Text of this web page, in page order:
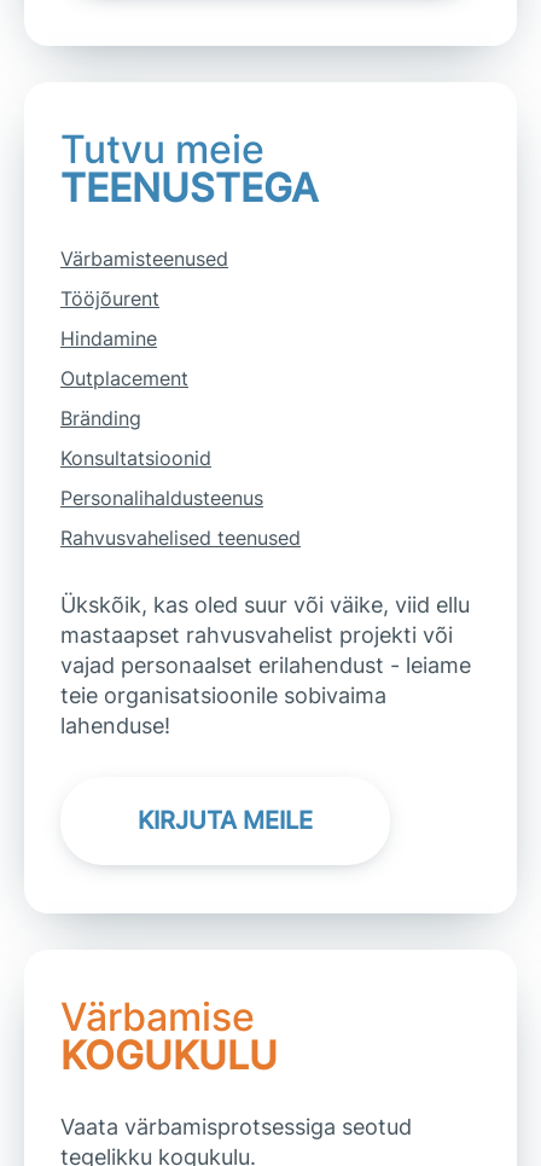
Tutvu meie
TEENUSTEGA
Värbamisteenused
Tööjõurent
Hindamine
Outplacement
Bränding
Konsultatsioonid
Personalihaldusteenus
Rahvusvahelised teenused
Ükskõik, kas oled suur või väike, viid ellu
mastaapset rahvusvahelist projekti või
vajad personaalset erilahendust - leiame
teie organisatsioonile sobivaima
lahenduse!
KIRJUTA MEILE
Värbamise
KOGUKULU
Vaata värbamisprotsessiga seotud
tegelikku kogukulu.